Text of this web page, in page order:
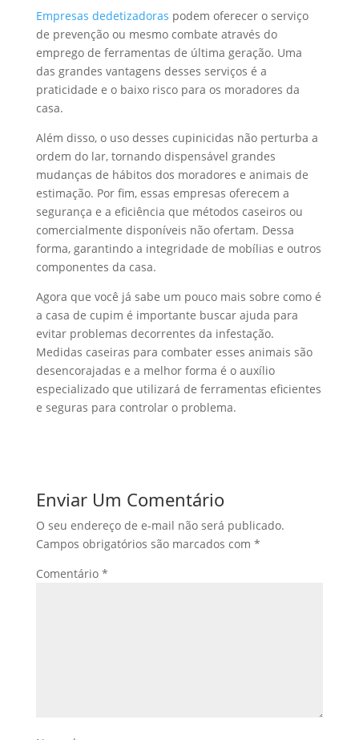
Empresas dedetizadoras podem oferecer o serviço
de prevenção ou mesmo combate através do
emprego de ferramentas de última geração. Uma
das grandes vantagens desses serviços é a
praticidade e o baixo risco para os moradores da
casa.
Além disso, o uso desses cupinicidas não perturba a
ordem do lar, tornando dispensável grandes
mudanças de hábitos dos moradores e animais de
estimação. Por fim, essas empresas oferecem a
segurança e a eficiência que métodos caseiros ou
comercialmente disponíveis não ofertam. Dessa
forma, garantindo a integridade de mobílias e outros
componentes da casa.
Agora que você já sabe um pouco mais sobre como é
a casa de cupim é importante buscar ajuda para
evitar problemas decorrentes da infestação.
Medidas caseiras para combater esses animais são
desencorajadas e a melhor forma é o auxílio
especializado que utilizará de ferramentas eficientes
e seguras para controlar o problema.
Enviar Um Comentário
O seu endereço de e-mail não será publicado.
Campos obrigatórios são marcados com *
Comentário *